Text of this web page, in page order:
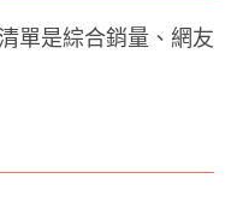
單是綜合銷量、網友